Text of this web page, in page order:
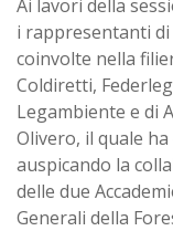
Ai lavori della
i rappresentanti
coinvolte nella
Coldiretti,
Legambiente e di
Olivero, il quale
auspicando la
delle due
Generali della